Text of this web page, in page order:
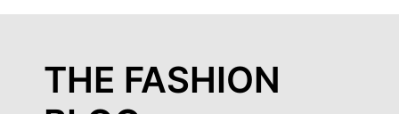
THE FASHION